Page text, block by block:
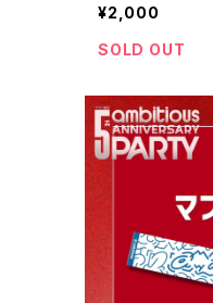
¥2,000
SOLD OUT